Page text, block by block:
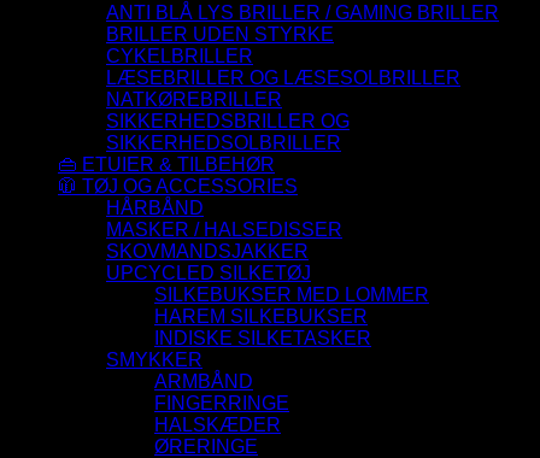
ANTI BLÅ LYS BRILLER / GAMING BRILLER
BRILLER UDEN STYRKE
CYKELBRILLER
LÆSEBRILLER OG LÆSESOLBRILLER
NATKØREBRILLER
SIKKERHEDSBRILLER OG
SIKKERHEDSOLBRILLER
👜 ETUIER & TILBEHØR
🧥 TØJ OG ACCESSORIES
HÅRBÅND
MASKER / HALSEDISSER
SKOVMANDSJAKKER
UPCYCLED SILKETØJ
SILKEBUKSER MED LOMMER
HAREM SILKEBUKSER
INDISKE SILKETASKER
SMYKKER
ARMBÅND
FINGERRINGE
HALSKÆDER
ØRERINGE